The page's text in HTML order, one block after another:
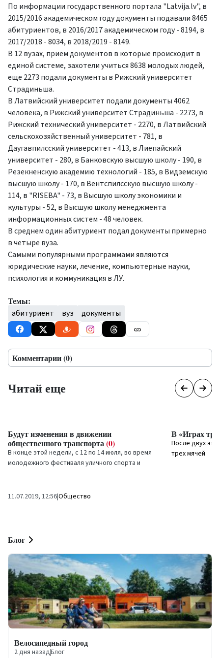
По информации государственного портала "Latvija.lv", в
2015/2016 академическом году документы подавали 8465
абитуриентов, в 2016/2017 академическом году - 8194, в
2017/2018 - 8034, в 2018/2019 - 8149.
В 12 вузах, прием документов в которые происходит в
единой системе, захотели учиться 8638 молодых людей,
еще 2273 подали документы в Рижский университет
Страдиньша.
В Латвийский университет подали документы 4062
человека, в Рижский университет Страдиньша - 2273, в
Рижский технический университет - 2270, в Латвийский
сельскохозяйственный университет - 781, в
Даугавпилсский университет - 413, в Лиепайский
университет - 280, в Банковскую высшую школу - 190, в
Резекненскую академию технологий - 185, в Видземскую
высшую школу - 170, в Вентспилсскую высшую школу -
114, в "RISEBA" - 73, в Высшую школу экономики и
культуры - 52, в Высшую школу менеджмента
информационных систем - 48 человек.
В среднем один абитуриент подал документы примерно
в четыре вуза.
Самыми популярными программами являются
юридические науки, лечение, компьютерные науки,
психология и коммуникация в ЛУ.
Темы:
абитуриент вуз документы
Комментарии (0)
Читай еще
Будут изменения в движении
общественного транспорта(0)
В конце этой недели, с 12 по 14 июля, во время
молодежного фестиваля уличного спорта и
11.07.2019, 12:56|Общество
В «Играх
После двух
трех мячей
Блог
Велосипедный город
2 дня назад|Блог